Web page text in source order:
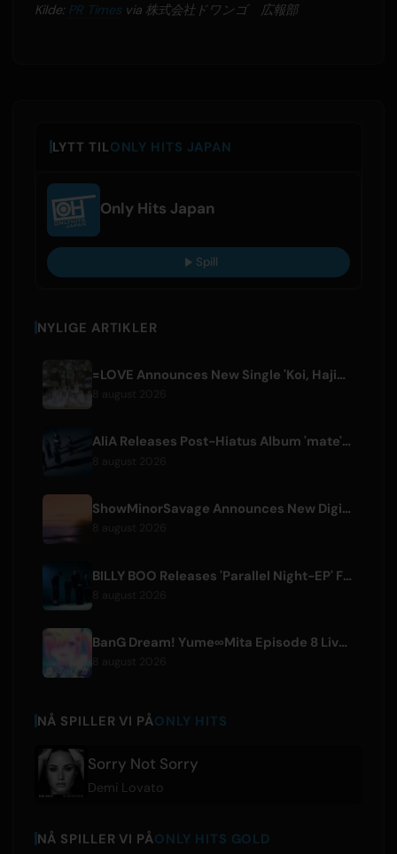
Kilde: PR Timesvia 株式会社ドワンゴ 広報部
LYTT TILONLY HITS JAPAN
Only Hits Japan
Spill
NYLIGE ARTIKLER
=LOVE Announces New Single 'Koi, Hajimemashita.' and Tokyo Dome Concerts
AliA Releases Post-Hiatus Album 'mate', Announces Tokyo Live
ShowMinorSavage Announces New Digital Single 'Gradation'
BILLY BOO Releases 'Parallel Night-EP' Featuring TV Drama Theme Song
BanG Dream! Yume∞Mita Episode 8 Live Clip Released
NÅ SPILLER VI PÅONLY HITS
Sorry Not Sorry
Demi Lovato
NÅ SPILLER VI PÅONLY HITS GOLD